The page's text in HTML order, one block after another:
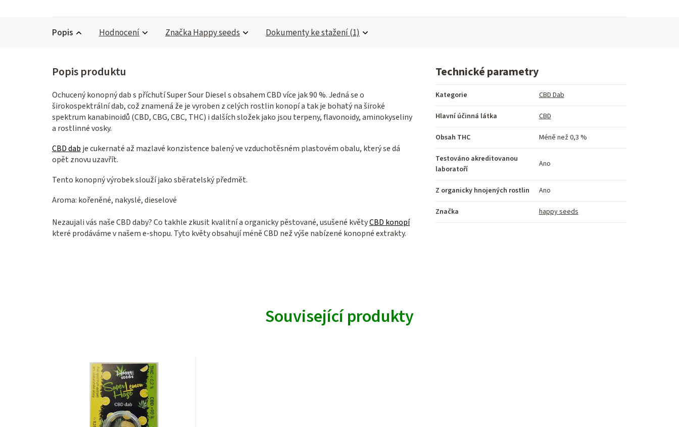
Popis Dokumenty ke stažení (1)
Hodnocení ZnačkaHappy seeds
Ochucený konopný dab s příchutí Super Sour Diesel s obsahem CBD více jak 90 %. Jedná se o
širokospektrální dab, což znamená že je vyroben z celých rostlin konopí a tak je bohatý na široké
spektrum kanabinoidů (CBD, CBG, CBC, THC) i dalších složek jako jsou terpeny, flavonoidy, aminokyseliny
a rostlinné vosky.
CBD dab je cukernaté až mazlavé konzistence balený ve vzduchotěsném plastovém obalu, který se dá
opět znovu uzavřít.
Tento konopný výrobek slouží jako sběratelský předmět.
Aroma: kořeněné, nakyslé, dieselové
Nezaujali vás naše CBD daby? Co takhle zkusit kvalitní a organicky pěstované, usušené květyCBD konopí
které prodáváme v našem e-shopu. Tyto květy obsahují méně CBD než výše nabízené konopné extrakty.
Technické parametry
Kategorie CBD Dab
Hlavní účinná látka CBD
Obsah THC Méně než 0,3 %
Testováno akreditovanou
laboratoří
Ano
Z organicky hnojených rostlin Ano
Značka happy seeds
Související produkty